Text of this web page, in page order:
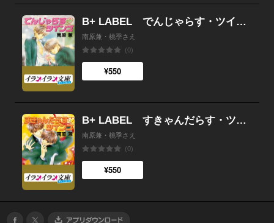
B+ LABEL でんじゃらす・ツインズ
南原兼・桃季さえ
(0)
¥550
B+ LABEL すきゃんだらす・ツインズ
南原兼・桃季さえ
(0)
¥550